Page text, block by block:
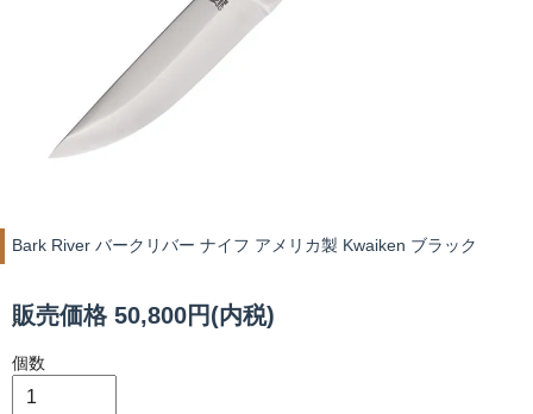
Bark River バークリバー ナイフ アメリカ製 Kwaiken ブラック
販売価格 50,800円(内税)
個数